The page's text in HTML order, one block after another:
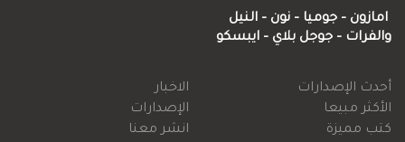
– جوميا –نون – النيل
–جوجل بلاي–ايبسكو
الإصدارات
انشر معنا
الإصدارات
مبيعا
مميزة